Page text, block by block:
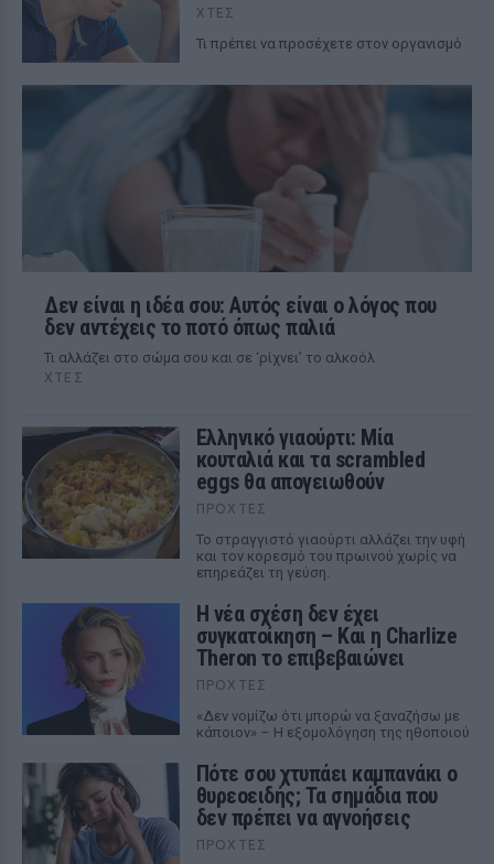
ΧΤΕΣ
Τι πρέπει να προσέχετε στον οργανισμό
Δεν είναι η ιδέα σου: Αυτός είναι ο λόγος που
δεν αντέχεις το ποτό όπως παλιά
Τι αλλάζει στο σώμα σου και σε ‘ρίχνει’ το αλκοόλ
ΧΤΕΣ
Ελληνικό γιαούρτι: Μία
κουταλιά και τα scrambled
eggs θα απογειωθούν
ΠΡΟΧΤΈΣ
Το στραγγιστό γιαούρτι αλλάζει την υφή
και τον κορεσμό του πρωινού χωρίς να
επηρεάζει τη γεύση.
Η νέα σχέση δεν έχει
συγκατοίκηση – Και η Charlize
Theron το επιβεβαιώνει
ΠΡΟΧΤΈΣ
«Δεν νομίζω ότι μπορώ να ξαναζήσω με
κάποιον» – Η εξομολόγηση της ηθοποιού
Πότε σου χτυπάει καμπανάκι ο
θυρεοειδής; Τα σημάδια που
δεν πρέπει να αγνοήσεις
ΠΡΟΧΤΈΣ